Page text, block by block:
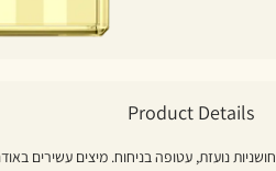
Product Details
חושניות נועזת, עטופה בניחוח. מיצים עשירים